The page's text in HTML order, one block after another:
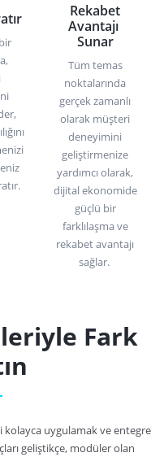
Rekabet
Avantajı
Sunar
Tüm temas
noktalarında
gerçek zamanlı
olarak müşteri
deneyimini
geliştirmenize
yardımcı olarak,
dijital ekonomide
güçlü bir
farklılaşma ve
rekabet avantajı
sağlar.
Fark
kolayca uygulamak ve entegre
geliştikçe, modüler olan